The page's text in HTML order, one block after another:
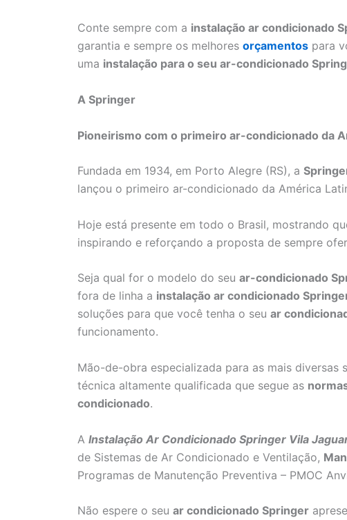
Conte sempre com a instalação ar condicionado
garantia e sempre os melhores orçamentos para
uma instalação para o seu ar-condicionado
A Springer
Pioneirismo com o primeiro ar-condicionado da
Fundada em 1934, em Porto Alegre (RS), a
lançou o primeiro ar-condicionado da América
Hoje está presente em todo o Brasil, mostrando
inspirando e reforçando a proposta de sempre
Seja qual for o modelo do seu ar-condicionado
fora de linha a instalação ar condicionado
soluções para que você tenha o seu ar
funcionamento.
Mão-de-obra especializada para as mais diversas
técnica altamente qualificada que segue as
condicionado.
A Instalação Ar Condicionado Springer Vila
de Sistemas de Ar Condicionado e Ventilação,
Programas de Manutenção Preventiva – PMOC
Não espere o seu ar condicionado Springer